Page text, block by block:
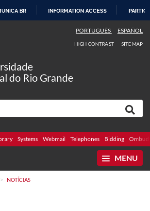
BR INFORMATION ACCESS
PORTUGUÊS ESPAÑOL
HIGH CONTRAST SITE MAP
do Rio Grande
Systems Webmail Telephones Bidding
MENU
> NOTÍCIAS